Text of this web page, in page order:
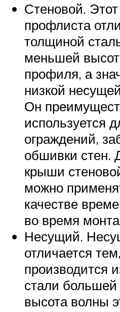
Стеновой. Этот
профлиста
толщиной
меньшей
профиля, а
низкой
Он
используется
ограждений,
обшивки стен.
крыши
можно
качестве
во время
Несущий.
отличается
производится
стали
высота волны